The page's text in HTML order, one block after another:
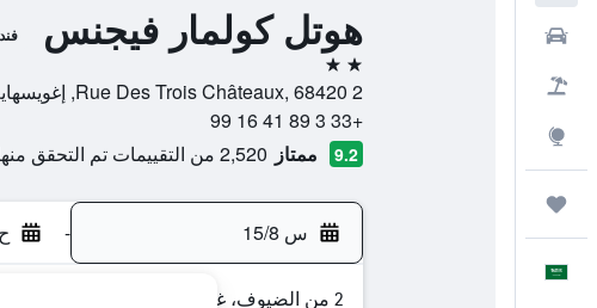
هوتل كولمار فيجنس
2 نجمتين
2 Rue Des Trois Châteaux, 68420, إغويسهايم, إقليم الراين الأعلى, فرنسا
+33 3 89 41 16 99
9.2 ممتاز 2,520 من التقييمات تم التحقق منها
س 15/8 - ح 16/8
2 من الضيوف، غرفة واحدة